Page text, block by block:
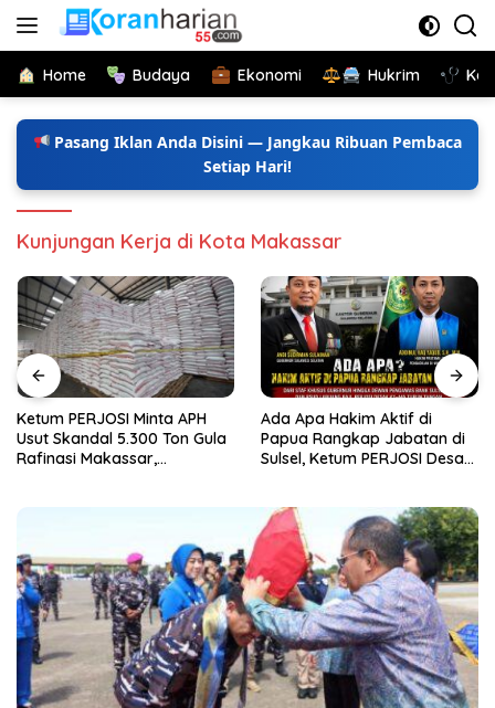
Langsung
Home Budaya Ekonomi Hukrim
Pasang Iklan Anda Disini — Jangkau Ribuan Pembaca
Setiap Hari!
Kunjungan Kerja di Kota Makassar
Ketum PERJOSI Minta APH
Usut Skandal 5.300 Ton Gula
Rafinasi Makassar,
Ada Apa Hakim Aktif di
Papua Rangkap Jabatan di
Sulsel, Ketum PERJOSI Desak